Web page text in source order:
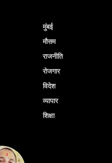
मुंबई
मौसम
राजनीति
रोजगार
विदेश
व्यापार
शिक्षा